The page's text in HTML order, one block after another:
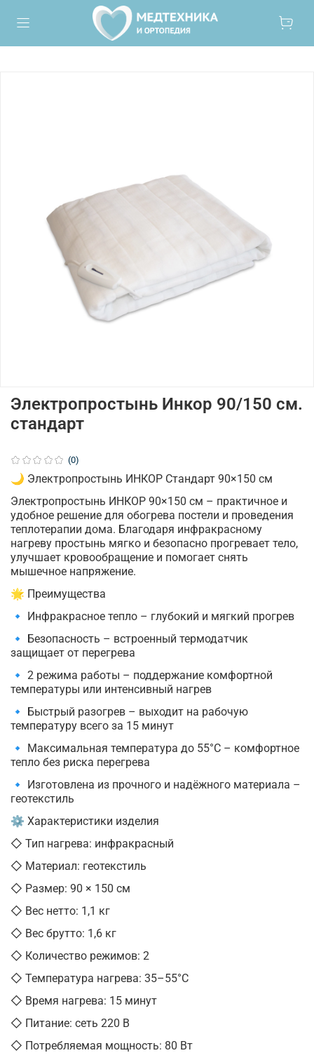
(0)
Электропростынь Инкор 90/150 см.
стандарт
🌙 Электропростынь ИНКОР Стандарт 90×150 см
Электропростынь ИНКОР 90×150 см – практичное и
удобное решение для обогрева постели и проведения
теплотерапии дома. Благодаря инфракрасному
нагреву простынь мягко и безопасно прогревает тело,
улучшает кровообращение и помогает снять
мышечное напряжение.
🌟 Преимущества
🔹 Инфракрасное тепло – глубокий и мягкий прогрев
🔹 Безопасность – встроенный термодатчик
защищает от перегрева
🔹 2 режима работы – поддержание комфортной
температуры или интенсивный нагрев
🔹 Быстрый разогрев – выходит на рабочую
температуру всего за 15 минут
🔹 Максимальная температура до 55°C – комфортное
тепло без риска перегрева
🔹 Изготовлена из прочного и надёжного материала –
геотекстиль
⚙ Характеристики изделия
◇ Тип нагрева: инфракрасный
◇ Материал: геотекстиль
◇ Размер: 90 × 150 см
◇ Вес нетто: 1,1 кг
◇ Вес брутто: 1,6 кг
◇ Количество режимов: 2
◇ Температура нагрева: 35–55°C
◇ Время нагрева: 15 минут
◇ Питание: сеть 220 В
◇ Потребляемая мощность: 80 Вт